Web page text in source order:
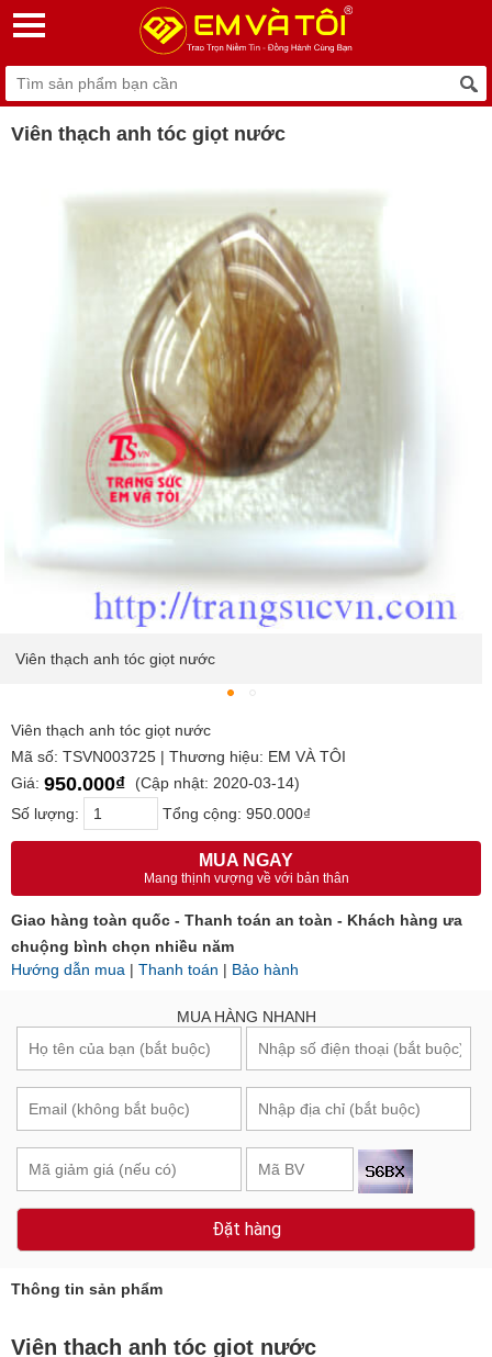
Viên thạch anh tóc giọt nước
Viên thạch anh tóc giọt nước
Viên thạch anh tóc giọt nước
Mã số: TSVN003725 | Thương hiệu: EM VÀ TÔI
Giá: 950.000₫
(Cập nhật: 2020-03-14)
Số lượng:
Tổng cộng: 950.000₫
MUA NGAY
Mang thịnh vượng về với bản thân
Giao hàng toàn quốc - Thanh toán an toàn - Khách hàng ưa
chuộng bình chọn nhiều năm
Hướng dẫn mua | Thanh toán | Bảo hành
MUA HÀNG NHANH
Đặt hàng
Thông tin sản phẩm
Viên thạch anh tóc giọt nước